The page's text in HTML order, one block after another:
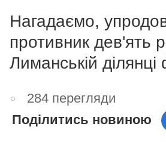
Нагадаємо,
противник дев'ять
Лиманській ділянці
284 перегляди
Поділитись новиною